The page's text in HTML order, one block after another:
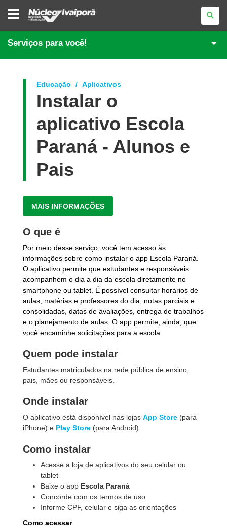
NÚCLEO
REGIONAL
EDUCAÇÃO
DE
IVAIPORÃ
Serviços para você!
Educação Aplicativos
Instalar o
aplicativo Escola
Paraná - Alunos e
Pais
MAIS INFORMAÇÕES
O que é
Por meio desse serviço, você tem acesso às
informações sobre como instalar o app Escola Paraná.
O aplicativo permite que estudantes e responsáveis
acompanhem o dia a dia da escola diretamente no
smartphone ou tablet. É possível consultar horários de
aulas, matérias e professores do dia, notas parciais e
consolidadas, datas de avaliações, entrega de trabalhos
e o planejamento de aulas. O app permite, ainda, que
você encaminhe solicitações para a escola.
Quem pode instalar
Estudantes matriculados na rede pública de ensino,
pais, mães ou responsáveis.
Onde instalar
O aplicativo está disponível nas lojas App Store (para
iPhone) e Play Store (para Android).
Como instalar
Acesse a loja de aplicativos do seu celular ou
tablet
Baixe o app Escola Paraná
Concorde com os termos de uso
Informe CPF, celular e siga as orientações
Como acessar